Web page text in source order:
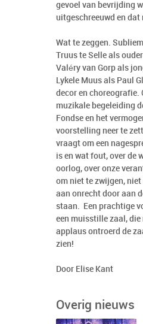
gevoel van bevrijding
uitgeschreeuwd en dat
Wat te zeggen.
Truus te Selle als
Valéry van Gorp als
Lykele Muus als Paul
decor en choreografie.
muzikale begeleiding
Fondse en het
voorstelling neer te
vraagt om een
is en wat fout, over de
oorlog, over onze
om niet te zwijgen, niet
aan onrecht door aan
staan. Een prachtige
een muisstille zaal, die
applaus ontroerd de
zien!
Door Elise Kant
Overig nieuws